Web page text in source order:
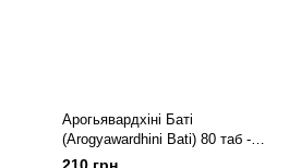
Арогьявардхіні Баті
(Arogyawardhini Bati) 80 таб -
Бадьянатх (Baidyanath)